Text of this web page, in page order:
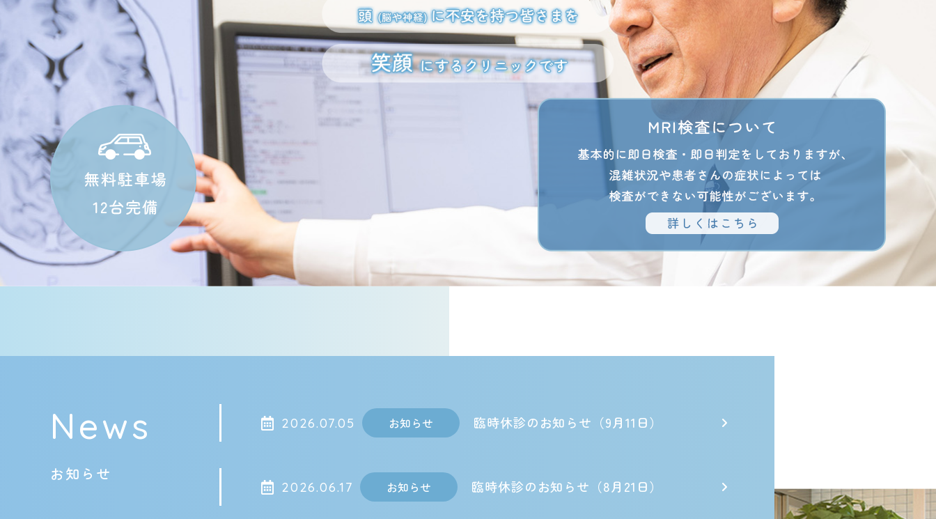
News
お知らせ
2026.07.05 お知らせ 臨時休診のお知らせ（9月11日）
2026.06.17 お知らせ 臨時休診のお知らせ（8月21日）